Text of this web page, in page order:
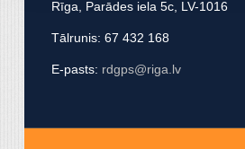
Rīga, Parādes iela 5c, LV-1016
Tālrunis: 67 432 168
E-pasts: rdgps@riga.lv